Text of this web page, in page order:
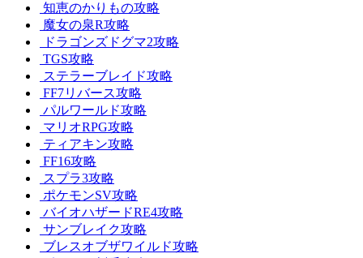
知恵のかりもの攻略
魔女の泉R攻略
ドラゴンズドグマ2攻略
TGS攻略
ステラーブレイド攻略
FF7リバース攻略
パルワールド攻略
マリオRPG攻略
ティアキン攻略
FF16攻略
スプラ3攻略
ポケモンSV攻略
バイオハザードRE4攻略
サンブレイク攻略
ブレスオブザワイルド攻略